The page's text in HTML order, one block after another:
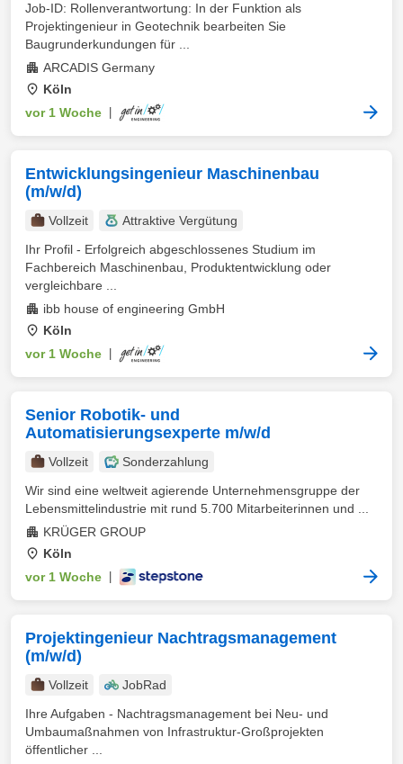
Job-ID: Rollenverantwortung: In der Funktion als
Projektingenieur in Geotechnik bearbeiten Sie
Baugrunderkundungen für ...
ARCADIS Germany
Köln
vor 1 Woche
Entwicklungsingenieur Maschinenbau
(m/w/d)
Vollzeit
Attraktive Vergütung
Ihr Profil - Erfolgreich abgeschlossenes Studium im
Fachbereich Maschinenbau, Produktentwicklung oder
vergleichbare ...
ibb house of engineering GmbH
Köln
vor 1 Woche
Senior Robotik- und
Automatisierungsexperte m/w/d
Vollzeit
Sonderzahlung
Wir sind eine weltweit agierende Unternehmensgruppe der
Lebensmittelindustrie mit rund 5.700 Mitarbeiterinnen und ...
KRÜGER GROUP
Köln
vor 1 Woche
Projektingenieur Nachtragsmanagement
(m/w/d)
Vollzeit
JobRad
Ihre Aufgaben - Nachtragsmanagement bei Neu- und
Umbaumaßnahmen von Infrastruktur-Großprojekten
öffentlicher ...